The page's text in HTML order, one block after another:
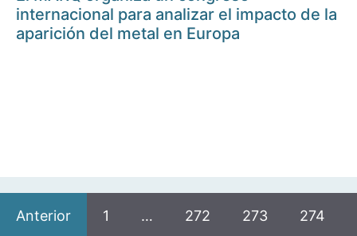
internacional para analizar el impacto de la
aparición del metal en Europa
Anterior 1 … 272 273 274